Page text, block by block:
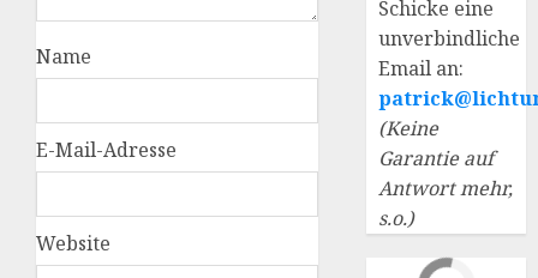
Name
E-Mail-Adresse
Website
Schicke eine
unverbindliche
Email an:
(Keine
Garantie auf
Antwort mehr,
s.o.)